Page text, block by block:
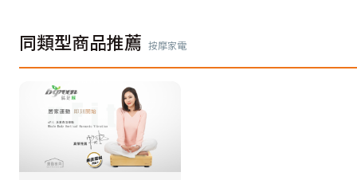
同類型商品推薦 按摩家電